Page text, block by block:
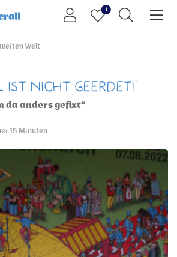
1
Welt
ist nicht geerdet!“
da anders gefixt“
15 Minuten